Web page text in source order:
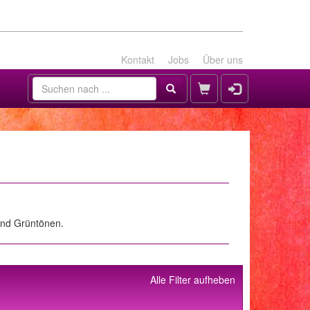
Kontakt Jobs Über uns
Grüntönen.
Alle Filter aufheben